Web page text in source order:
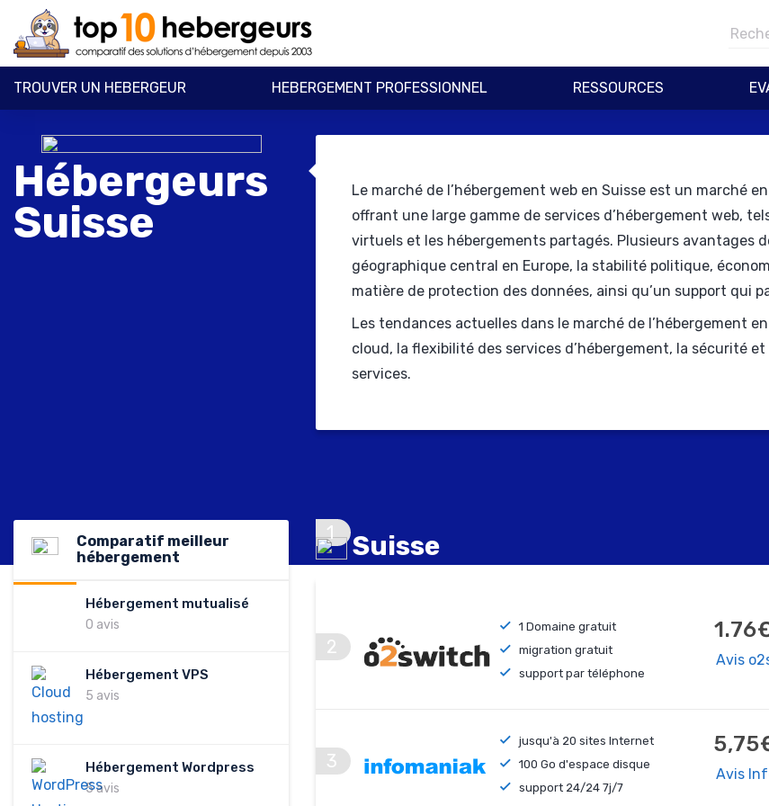
TROUVER UN HEBERGEUR HEBERGEMENT PROFESSIONNEL RESSOURCES
Hébergeurs
Suisse
Le marché de l’hébergement web en Suisse est un marché
offrant une large gamme de services d’hébergement web,
virtuels et les hébergements partagés. Plusieurs avantages
géographique central en Europe, la stabilité politique,
matière de protection des données, ainsi qu’un support qui
Les tendances actuelles dans le marché de l’hébergement
cloud, la flexibilité des services d’hébergement, la sécurité
services.
Comparatif meilleur
hébergement
Hébergement mutualisé
0 avis
Hébergement VPS
5 avis
Hébergement Wordpress
5 avis
Suisse
1
1 Domaine gratuit
migration gratuit
support par téléphone
Avis
2
jusqu'à 20 sites Internet
100 Go d'espace disque
support 24/24 7j/7
Avis
3